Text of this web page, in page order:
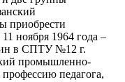
приобрести
ноября 1964 года –
в СПТУ №12 г.
промышленно-
педагога,